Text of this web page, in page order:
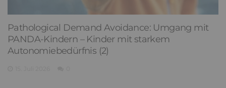
Pathological Demand Avoidance: Umgang mit
PANDA-Kindern – Kinder mit starkem
Autonomiebedürfnis (2)